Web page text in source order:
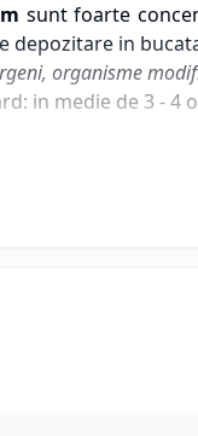
sunt foarte
depozitare in
organisme
in medie de 3 -